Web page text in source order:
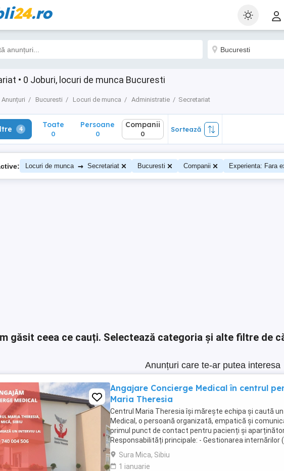
24.ro
• 0 Joburi, locuri de munca Bucuresti
Anunțuri Bucuresti Locuri de munca Administratie Secretariat
4 Toate
0
4 Toate
0
Persoane
0
Companii
0
Sortează
Locuri de munca → Secretariat Bucuresti Companii Experienta: Fara
găsit ceea ce cauți. Selectează categoria și alte filtre de
Anunțuri care te-ar putea interesa
Angajare Concierge Medical în centrul
Maria Theresia
Centrul Maria Theresia își mărește echipa și caută
Medical, o persoană organizată, empatică și
primul punct de contact pentru pacienți și
Responsabilități principale: - Gestionarea internărilor
documente, relația cu aparținătorii) - ...
Sura Mica, Sibiu
1 ianuarie